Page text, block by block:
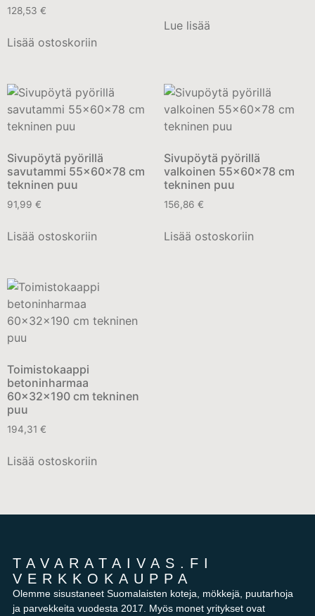
128,53 €
Lisää ostoskoriin
Lue lisää
Sivupöytä pyörillä
savutammi 55x60x78 cm
tekninen puu
91,99 €
Lisää ostoskoriin
Sivupöytä pyörillä
valkoinen 55x60x78 cm
tekninen puu
156,86 €
Lisää ostoskoriin
Toimistokaappi
betoninharmaa
60x32x190 cm tekninen
puu
194,31 €
Lisää ostoskoriin
TAVARATAIVAS.FI
VERKKOKAUPPA
Olemme sisustaneet Suomalaisten koteja, mökkejä, puutarhoja
ja parvekkeita vuodesta 2017. Myös monet yritykset ovat